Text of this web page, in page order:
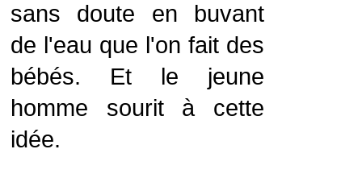
sans doute en buvant
de l'eau que l'on fait des
bébés. Et le jeune
homme sourit à cette
idée.